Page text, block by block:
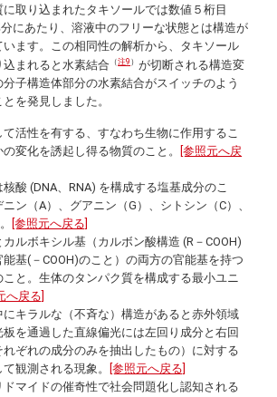
取り込まれたタキソールでは数値５桁目
にあたり、溶液中のフリーな状態とは構造が
ます。この相同性の解析から、タキソール
まれると水素結合 （注9 ）が切断される構造変
子構造体部分の水素結合がスイッチのよう
を発見しました。
て活性を有する、すなわち生物に作用するこ
変化を誘起し得る物質のこと。
[参照元へ戻
核酸 (DNA、RNA) を構成する塩基成分のこ
ン（A）、グアニン（G）、シトシン（C）、
[参照元へ戻る]
カルボキシル基（カルボン酸構造 (R－COOH)
基(－COOH)のこと）の両方の官能基を持つ
と。生体のタンパク質を構成する最小ユニ
へ戻る]
にキラルな（不斉な）構造があると赤外領域
を通過した直線偏光には左回り成分と右回
れぞれの成分のみを抽出したもの）に対する
観測される現象。
[参照元へ戻る]
ドマイドの催奇性で社会問題化し認知される